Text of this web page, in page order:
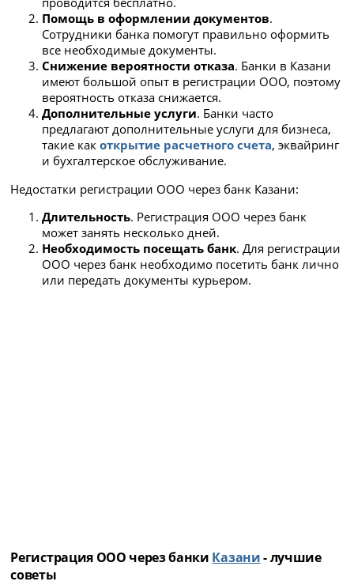
Информация о платежах, снятии и пополнении
счета, переводах для ООО представлена для
тарифа РКО "На старте"
Обслуживание 3 месяца бесплатно, балее
бесплатно при обороте от 10 000 рублей в
месяц, иначе 490 руб.
5 бесплатных платежей в рублях
ежемесячно
Сервис подготовки декларации -
бесплатная декларация за 7 минут
Возможность проведения платежей в
Бесплатный интернет и мобильный банк
Бесплатное SMS-информирование по
расчетному счету
Бесплатно виртуальная карта для бизнеса
Кэшбэк до 2,5% по бизнес-карте
Помощь в оформлении документов.
Сотрудники банка помогут правильно оформить
все необходимые документы.
Снижение вероятности отказа. Банки в Казани
имеют большой опыт в регистрации ООО, поэтому
вероятность отказа снижается.
Дополнительные услуги. Банки часто
предлагают дополнительные услуги для бизнеса,
такие какоткрытие расчетного счета, эквайринг
и бухгалтерское обслуживание.
Недостатки регистрации ООО через банк Казани:
Длительность. Регистрация ООО через банк
может занять несколько дней.
Необходимость посещать банк. Для регистрации
ООО через банк необходимо посетить банк лично
или передать документы курьером.
Регистрация ООО через банки Казани- лучшие
советы